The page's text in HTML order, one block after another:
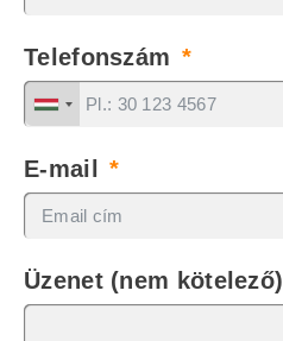
Telefonszám
E-mail
Üzenet (nem kötelező)